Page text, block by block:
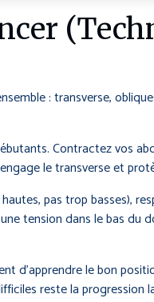
: transverse,
Contractez vos
le transverse et
pas trop basses),
tension dans le bas du
d’apprendre le bon
reste la progression